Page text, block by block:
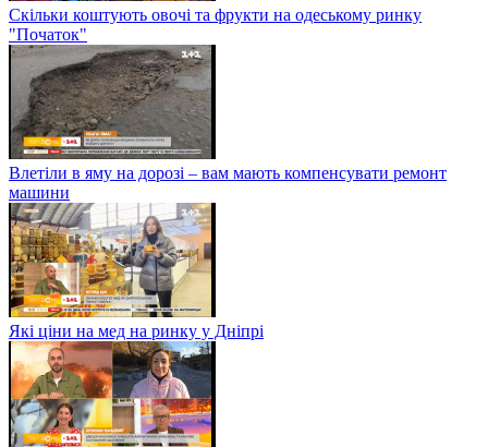
Скільки коштують овочі та фрукти на одеському ринку
"Початок"
Влетіли в яму на дорозі – вам мають компенсувати ремонт
машини
Які ціни на мед на ринку у Дніпрі